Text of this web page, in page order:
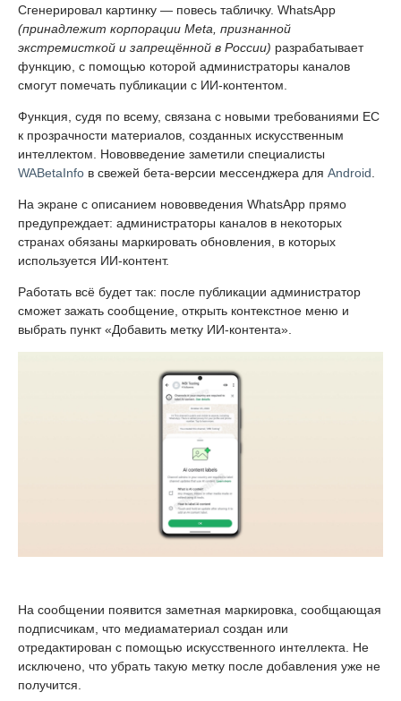
Сгенерировал картинку — повесь табличку. WhatsApp
(принадлежит корпорации Meta, признанной
экстремисткой и запрещённой в России) разрабатывает
функцию, с помощью которой администраторы каналов
смогут помечать публикации с ИИ-контентом.
Функция, судя по всему, связана с новыми требованиями ЕС
к прозрачности материалов, созданных искусственным
интеллектом. Нововведение заметили специалисты
WABetaInfo в свежей бета-версии мессенджера для Android
На экране с описанием нововведения WhatsApp прямо
предупреждает: администраторы каналов в некоторых
странах обязаны маркировать обновления, в которых
используется ИИ-контент.
Работать всё будет так: после публикации администратор
сможет зажать сообщение, открыть контекстное меню и
выбрать пункт «Добавить метку ИИ-контента».
На сообщении появится заметная маркировка, сообщающая
подписчикам, что медиаматериал создан или
отредактирован с помощью искусственного интеллекта. Не
исключено, что убрать такую метку после добавления уже не
получится.